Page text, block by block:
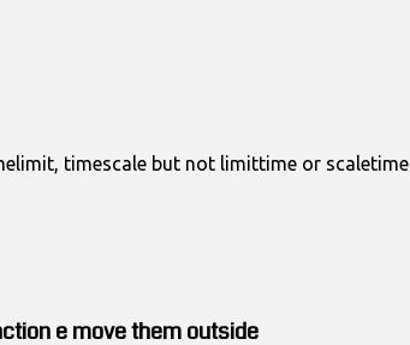
timescale but not limittime or scaletime
e move them outside